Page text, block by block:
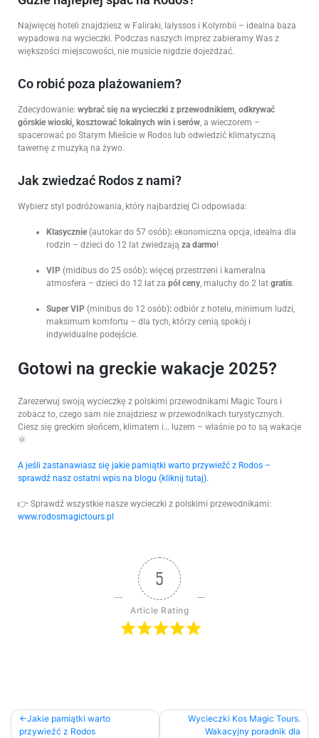
Najwięcej hoteli znajdziesz w Faliraki, Ialyssos i Kolymbii – idealna baza
wypadowa na wycieczki. Podczas naszych imprez zabieramy Was z
większości miejscowości, nie musicie nigdzie dojeżdżać.
Co robić poza plażowaniem?
Zdecydowanie: wybrać się na wycieczki z przewodnikiem, odkrywać
górskie wioski, kosztować lokalnych win i serów, a wieczorem –
spacerować po Starym Mieście w Rodos lub odwiedzić klimatyczną
tawernę z muzyką na żywo.
Jak zwiedzać Rodos z nami?
Wybierz styl podróżowania, który najbardziej Ci odpowiada:
Klasycznie (autokar do 57 osób): ekonomiczna opcja, idealna dla
rodzin – dzieci do 12 lat zwiedzają za darmo!
VIP (midibus do 25 osób): więcej przestrzeni i kameralna
atmosfera – dzieci do 12 lat za pół ceny, maluchy do 2 lat gratis.
Super VIP (minibus do 12 osób): odbiór z hotelu, minimum ludzi,
maksimum komfortu – dla tych, którzy cenią spokój i
indywidualne podejście.
Gotowi na greckie wakacje 2025?
Zarezerwuj swoją wycieczkę z polskimi przewodnikami Magic Tours i
zobacz to, czego sam nie znajdziesz w przewodnikach turystycznych.
Ciesz się greckim słońcem, klimatem i… luzem – właśnie po to są wakacje
🌞
A jeśli zastanawiasz się jakie pamiątki warto przywieźć z Rodos –
sprawdź nasz ostatni wpis na blogu (kliknij tutaj).
👉 Sprawdź wszystkie nasze wycieczki z polskimi przewodnikami:
www.rodosmagictours.pl
5
Article Rating
Jakie pamiątki warto
przywieźć z Rodos
Wycieczki Kos Magic Tours.
Wakacyjny poradnik dla